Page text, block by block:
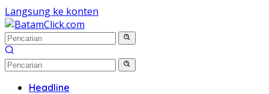
Langsung ke konten
Headline